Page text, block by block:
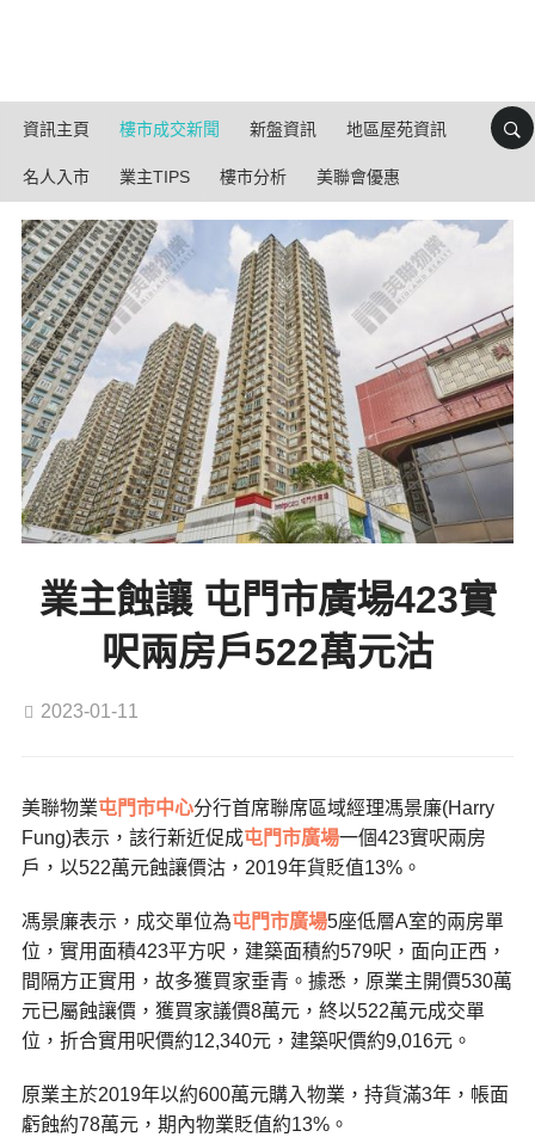
資訊主頁 樓市成交新聞 新盤資訊 地區屋苑資訊
名人入市 業主TIPS 樓市分析 美聯會優惠
業主蝕讓 屯門市廣場423實
呎兩房戶522萬元沽
2023-01-11
美聯物業屯門市中心分行首席聯席區域經理馮景廉(Harry
Fung)表示，該行新近促成屯門市廣場一個423實呎兩房
戶，以522萬元蝕讓價沽，2019年貨貶值13%。
馮景廉表示，成交單位為屯門市廣場5座低層A室的兩房單
位，實用面積423平方呎，建築面積約579呎，面向正西，
間隔方正實用，故多獲買家垂青。據悉，原業主開價530萬
元已屬蝕讓價，獲買家議價8萬元，終以522萬元成交單
位，折合實用呎價約12,340元，建築呎價約9,016元。
原業主於2019年以約600萬元購入物業，持貨滿3年，帳面
虧蝕約78萬元，期內物業貶值約13%。